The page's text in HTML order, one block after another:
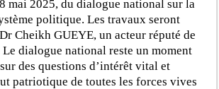
mai 2025, du dialogue national sur la
politique. Les travaux seront
Cheikh GUEYE, un acteur réputé de
dialogue national reste un moment
des questions d’intérêt vital et
patriotique de toutes les forces vives